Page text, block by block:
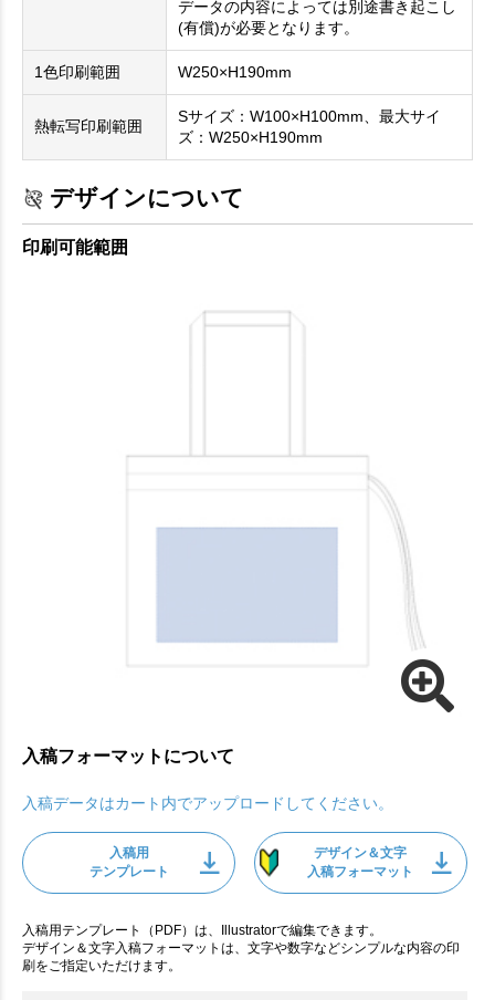
データの内容によっては別途書き起こし
(有償)が必要となります。
1色印刷範囲 W250×H190mm
熱転写印刷範囲
Sサイズ：W100×H100mm、最大サイ
ズ：W250×H190mm
デザインについて
印刷可能範囲
入稿フォーマットについて
入稿データはカート内でアップロードしてください。
入稿用
テンプレート
デザイン＆文字
入稿フォーマット
入稿用テンプレート（PDF）は、Illustratorで編集できます。
デザイン＆文字入稿フォーマットは、文字や数字などシンプルな内容の印
刷をご指定いただけます。